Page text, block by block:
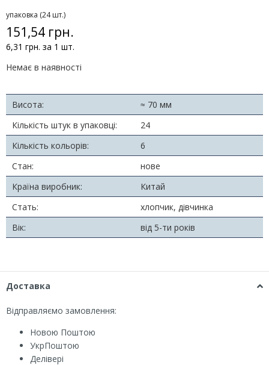
упаковка (24 шт.)
151,54 грн.
6,31 грн. за 1 шт.
Немає в наявності
Висота:
≈ 70 мм
Кількість штук в упаковці:
24
Кількість кольорів:
6
Стан:
нове
Країна виробник:
Китай
Стать:
хлопчик, дівчинка
Вік:
від 5-ти років
Доставка
Відправляємо замовлення:
Новою Поштою
УкрПоштою
Делівері